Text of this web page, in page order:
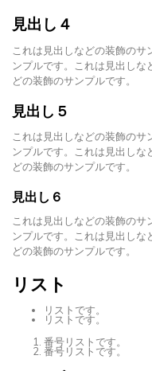
見出し４
これは見出しなどの装飾の
ンプルです。これは見出し
どの装飾のサンプルです。
見出し５
これは見出しなどの装飾の
ンプルです。これは見出し
どの装飾のサンプルです。
見出し６
これは見出しなどの装飾の
ンプルです。これは見出し
どの装飾のサンプルです。
リスト
リストです。
リストです。
番号リストです。
番号リストです。